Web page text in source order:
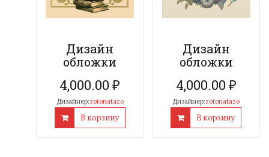
Дизайн
обложки
4,000.00₽
Дизайнер:zotonatazo
В корзину
Дизайн
обложки
4,000.00 ₽
Дизайнер:zotonatazo
В корзину